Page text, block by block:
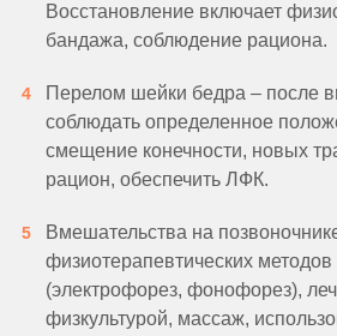
Восстановление включает
бандажа, соблюдение рациона.
Перелом шейки бедра – после
соблюдать определенное
смещение конечности, новых
рацион, обеспечить ЛФК.
Вмешательства на
физиотерапевтических
(электрофорез, фонофорез),
физкультурой, массаж,